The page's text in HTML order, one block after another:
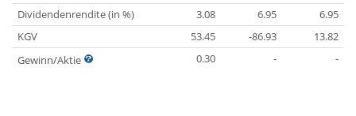
Dividendenrendite (in %)
3.08 6.95
6.95
KGV
53.45 -86.93
13.82
Gewinn/Aktie
0.30 - -